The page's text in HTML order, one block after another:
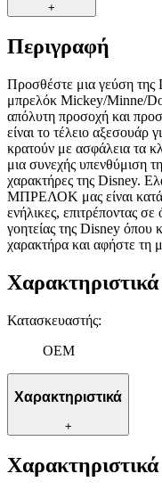
+
Περιγραφή
Προσθέστε μια γεύση
μπρελόκ Mickey/Minne/
απόλυτη προσοχή και
είναι το τέλειο αξεσουάρ
κρατούν με ασφάλεια τα
μια συνεχής υπενθύμιση
χαρακτήρες της Disney.
ΜΠΡΕΛΟΚ μας είναι
ενήλικες, επιτρέποντας
γοητείας της Disney όπου
χαρακτήρα και αφήστε τη
Χαρακτηριστικά
Κατασκευαστής:
OEM
Χαρακτηριστικά
+
Χαρακτηριστικά